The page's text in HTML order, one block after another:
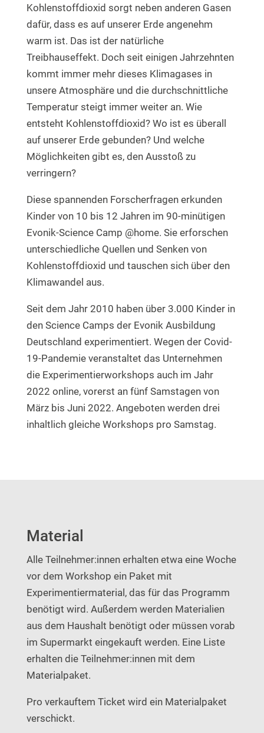
Kohlenstoffdioxid sorgt neben anderen Gasen
dafür, dass es auf unserer Erde angenehm
warm ist. Das ist der natürliche
Treibhauseffekt. Doch seit einigen Jahrzehnten
kommt immer mehr dieses Klimagases in
unsere Atmosphäre und die durchschnittliche
Temperatur steigt immer weiter an. Wie
entsteht Kohlenstoffdioxid? Wo ist es überall
auf unserer Erde gebunden? Und welche
Möglichkeiten gibt es, den Ausstoß zu
verringern?
Diese spannenden Forscherfragen erkunden
Kinder von 10 bis 12 Jahren im 90-minütigen
Evonik-Science Camp @home. Sie erforschen
unterschiedliche Quellen und Senken von
Kohlenstoffdioxid und tauschen sich über den
Klimawandel aus.
Seit dem Jahr 2010 haben über 3.000 Kinder in
den Science Camps der Evonik Ausbildung
Deutschland experimentiert. Wegen der Covid-
19-Pandemie veranstaltet das Unternehmen
die Experimentierworkshops auch im Jahr
2022 online, vorerst an fünf Samstagen von
März bis Juni 2022. Angeboten werden drei
inhaltlich gleiche Workshops pro Samstag.
Material
Alle Teilnehmer:innen erhalten etwa eine Woche
vor dem Workshop ein Paket mit
Experimentiermaterial, das für das Programm
benötigt wird. Außerdem werden Materialien
aus dem Haushalt benötigt oder müssen vorab
im Supermarkt eingekauft werden. Eine Liste
erhalten die Teilnehmer:innen mit dem
Materialpaket.
Pro verkauftem Ticket wird ein Materialpaket
verschickt.